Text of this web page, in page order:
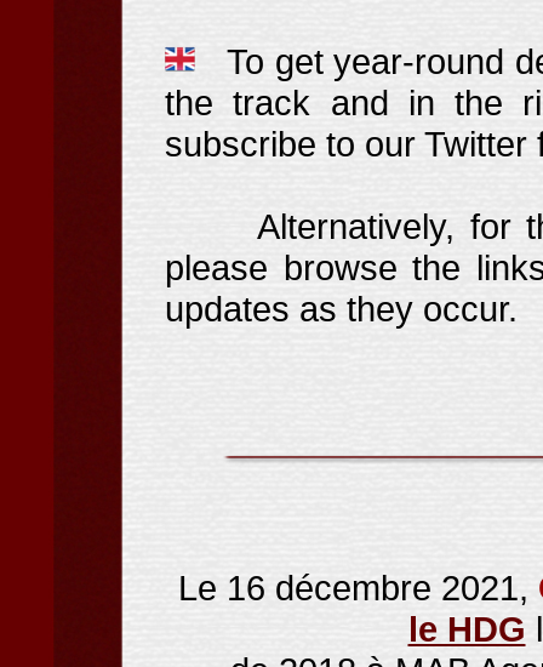
To get year-round
the track and in the
subscribe to our
Alternatively, for
please browse the
updates as they occur.
Le 16 décembre 2021,
le HDG